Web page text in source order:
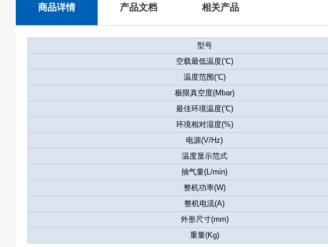
商品详情 产品文档 相关产品
型号
空载最低温度(℃)
温度范围(℃)
极限真空度(Mbar)
最佳环境温度(℃)
环境相对湿度(%)
电源(V/Hz)
温度显示范式
抽气量(L/min)
整机功率(W)
整机电流(A)
外形尺寸(mm)
重量(Kg)